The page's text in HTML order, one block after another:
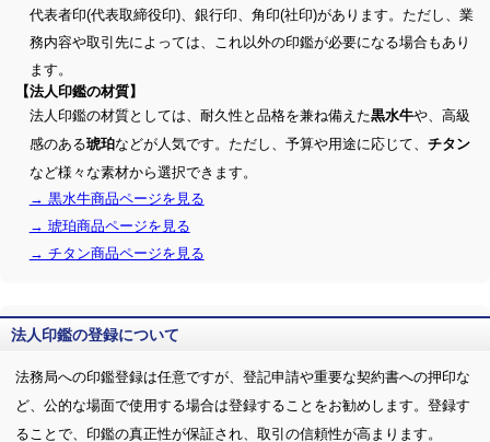
代表者印(代表取締役印)、銀行印、角印(社印)があります。ただし、業
務内容や取引先によっては、これ以外の印鑑が必要になる場合もあり
ます。
【法人印鑑の材質】
法人印鑑の材質としては、耐久性と品格を兼ね備えた黒水牛や、高級
感のある琥珀などが人気です。ただし、予算や用途に応じて、 チタン
など様々な素材から選択できます。
→ 黒水牛商品ページを見る
→ 琥珀商品ページを見る
→ チタン商品ページを見る
法人印鑑の登録について
法務局への印鑑登録は任意ですが、登記申請や重要な契約書への押印な
ど、公的な場面で使用する場合は登録することをお勧めします。登録す
ることで、印鑑の真正性が保証され、取引の信頼性が高まります。